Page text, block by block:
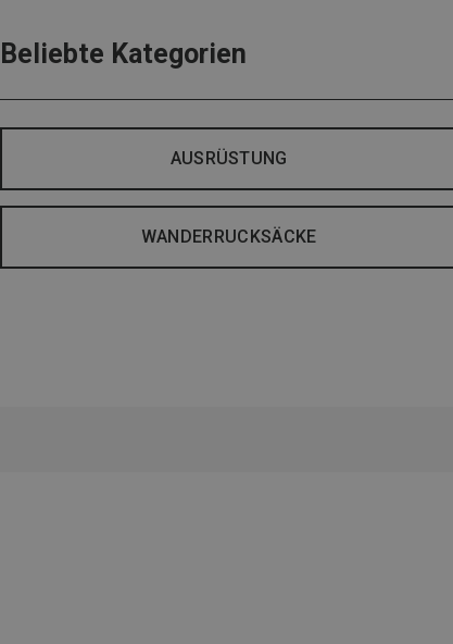
Beliebte Kategorien
AUSRÜSTUNG
WANDERRUCKSÄCKE